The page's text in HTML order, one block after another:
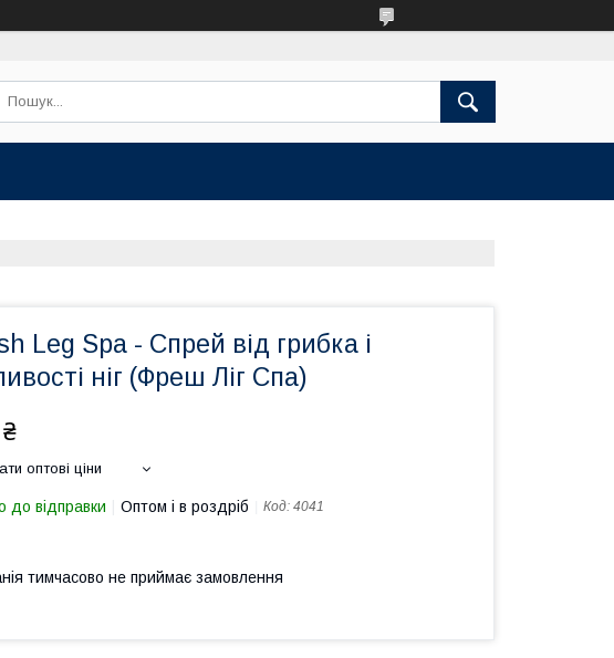
Leg Spa - Спрей від грибка і
ніг (Фреш Ліг Спа)
оптові ціни
до відправки Оптом і в роздріб Код: 4041
тимчасово не приймає замовлення